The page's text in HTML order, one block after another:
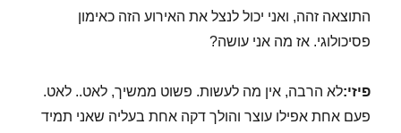
התוצאה זהה, ואני יכול לנצל את האירוע הזה כאימון
פסיכולוגי. אז מה אני עושה?
פיזי:לא הרבה, אין מה לעשות. פשוט ממשיך, לאט.. לאט.
פעם אחת אפילו עוצר והולך דקה אחת בעליה שאני תמיד